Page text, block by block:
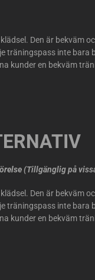
Den är bekväm
träningspass inte bara
kunder en bekväm
(Tillgänglig på
Den är bekväm
träningspass inte bara
kunder en bekväm